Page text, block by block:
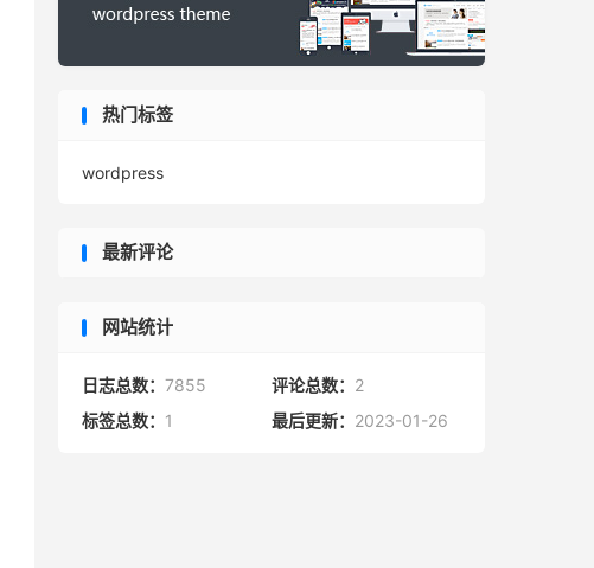
热门标签
wordpress
最新评论
网站统计
日志总数： 7855 评论总数： 2
标签总数： 1 最后更新： 2023-01-26